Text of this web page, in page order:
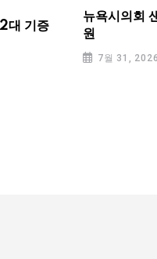
대 기증
뉴욕시의회
원
7월 31, 2026